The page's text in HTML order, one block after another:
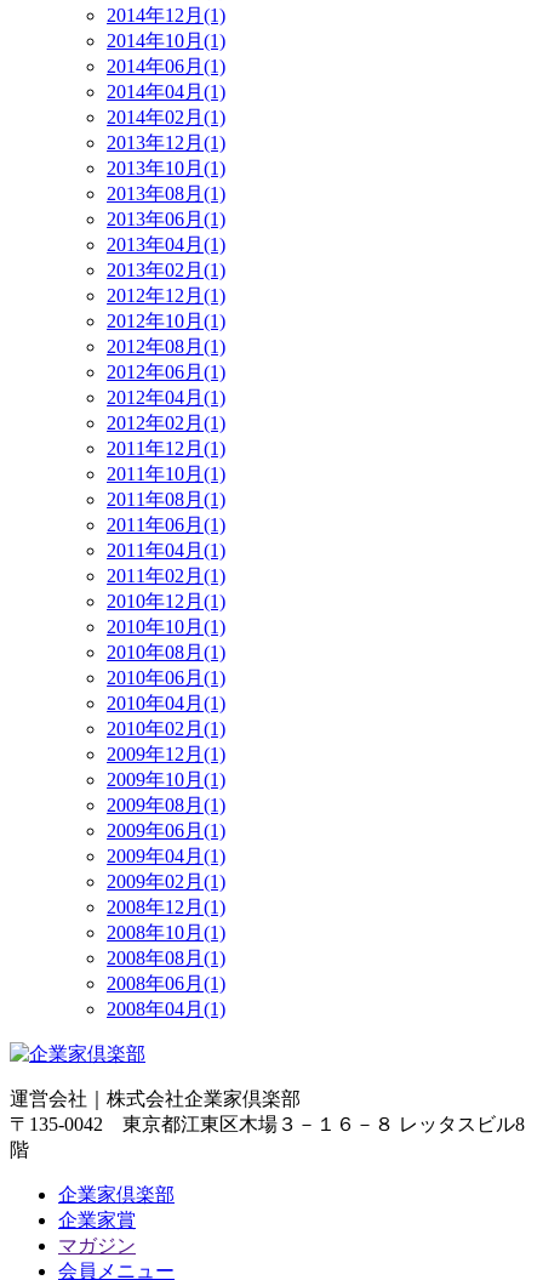
2014年12月(1)
2014年10月(1)
2014年06月(1)
2014年04月(1)
2014年02月(1)
2013年12月(1)
2013年10月(1)
2013年08月(1)
2013年06月(1)
2013年04月(1)
2013年02月(1)
2012年12月(1)
2012年10月(1)
2012年08月(1)
2012年06月(1)
2012年04月(1)
2012年02月(1)
2011年12月(1)
2011年10月(1)
2011年08月(1)
2011年06月(1)
2011年04月(1)
2011年02月(1)
2010年12月(1)
2010年10月(1)
2010年08月(1)
2010年06月(1)
2010年04月(1)
2010年02月(1)
2009年12月(1)
2009年10月(1)
2009年08月(1)
2009年06月(1)
2009年04月(1)
2009年02月(1)
2008年12月(1)
2008年10月(1)
2008年08月(1)
2008年06月(1)
2008年04月(1)
運営会社｜ 株式会社企業家倶楽部
〒135-0042 東京都江東区木場３－１６－８ レッタスビル8
階
企業家倶楽部
企業家賞
マガジン
会員メニュー